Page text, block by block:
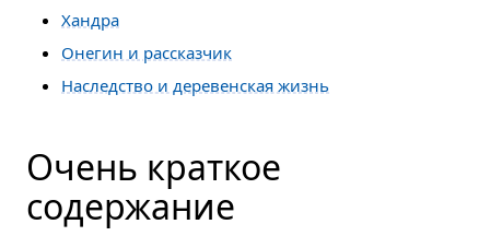
Хандра
Онегин и рассказчик
Наследство и деревенская жизнь
Очень краткое
содержание